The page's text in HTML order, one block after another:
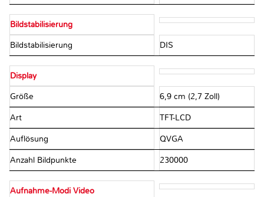
Bildstabilisierung
Bildstabilisierung DIS
Display
Größe 6,9 cm (2,7 Zoll)
Art TFT-LCD
Auflösung QVGA
Anzahl Bildpunkte 230000
Aufnahme-Modi Video